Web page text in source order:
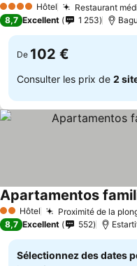
4 Étoiles Hôtel Restaurant
8,7 Excellent 1 253
De 102 €
Consulter les prix de 2
2 Étoiles
Hôtel Proximité de la
Apartamentos
8,7 Excellent 552
Sélectionnez des dates